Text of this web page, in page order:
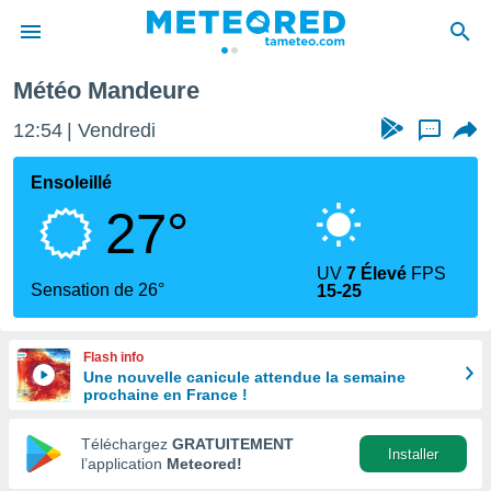
de
en
Météo Mandeure
12:54 Vendredi ...
Ensoleillé
27°
Sensation de 26°
UV7 Élevé FPS
15-25
Flash info
Une nouvelle canicule attendue la semaine
prochaine en France !
Téléchargez GRATUITEMENT
l’application Meteored!
Installer